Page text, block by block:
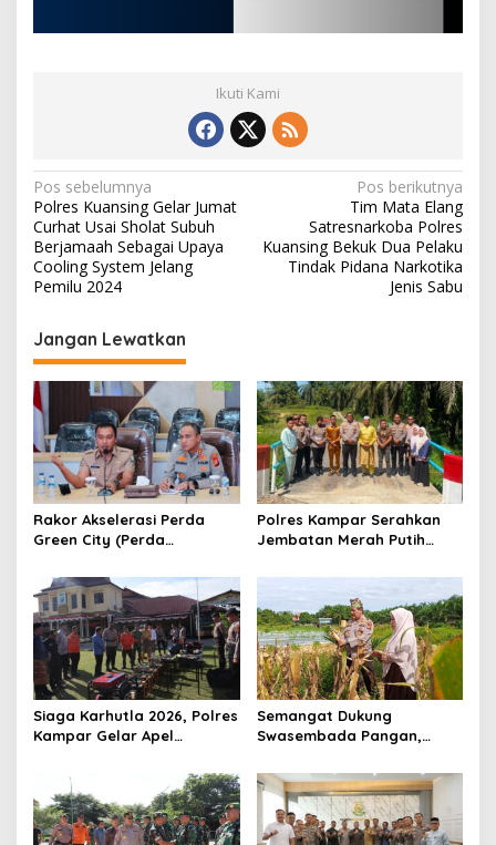
Ikuti Kami
N
a
v
i
a
s
i
p
o
s
Pos sebelumnya
Polres Kuansing Gelar Jumat
Curhat Usai Sholat Subuh
Berjamaah Sebagai Upaya
Cooling System Jelang
Pemilu 2024
Pos berikutnya
Tim Mata Elang
Satresnarkoba Polres
Kuansing Bekuk Dua Pelaku
Tindak Pidana Narkotika
Jenis Sabu
Jangan Lewatkan
Rakor Akselerasi Perda
Green City (Perda
Pekanbaru Bersama Dinas
Lingkungan Hidup Kota
Pekanbaru dan Tim Pakar
Polres Kampar Serahkan
Jembatan Merah Putih
Warga Pulau Jambu Kuok
Siaga Karhutla 2026, Polres
Kampar Gelar Apel
Terkait
Semangat Dukung
Swasembada Pangan,
Langsung Panen Jagung di
Sendayan